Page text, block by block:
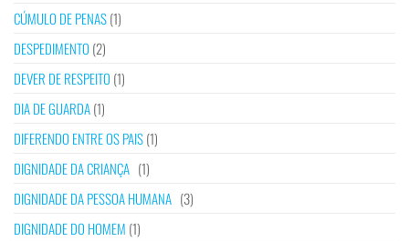
CÚMULO DE PENAS(1)
DESPEDIMENTO (2)
DEVER DE RESPEITO (1)
DIA DE GUARDA(1)
DIFERENDO ENTRE OS PAIS(1)
DIGNIDADE DA CRIANÇA (1)
DIGNIDADE DA PESSOA HUMANA (3)
DIGNIDADE DO HOMEM (1)